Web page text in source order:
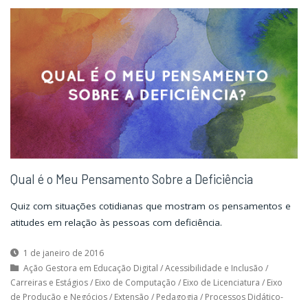
Desenho
Universal"
Desenho
Universal"
Qual é o Meu Pensamento Sobre a Deficiência
Quiz com situações cotidianas que mostram os pensamentos e
atitudes em relação às pessoas com deficiência.
1 de janeiro de 2016
Ação Gestora em Educação Digital /Acessibilidade e Inclusão /
Carreiras e Estágios/ Eixo de Computação / Eixo de Licenciatura / Eixo
de Produção e Negócios/ Extensão / Pedagogia / Processos Didático-